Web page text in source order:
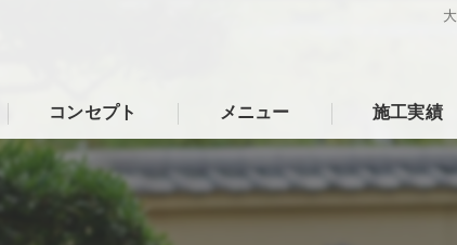
コンセプト メニュー 施工実績